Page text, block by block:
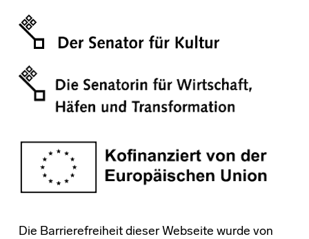
Die Barrierefreiheit dieser Webseite wurde von